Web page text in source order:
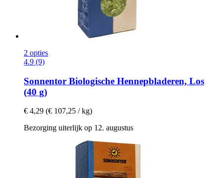
2 opties
4.9 (9)
Sonnentor Biologische Hennepbladeren, Los
(40 g)
€ 4,29 (€ 107,25 / kg)
Bezorging uiterlijk op 12. augustus